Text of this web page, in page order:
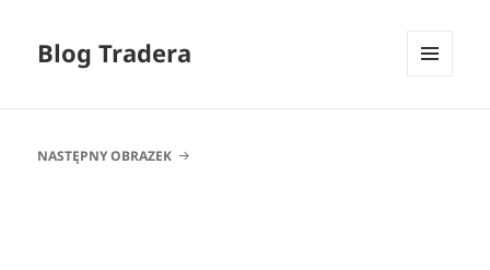
Blog Tradera
NASTĘPNY OBRAZEK